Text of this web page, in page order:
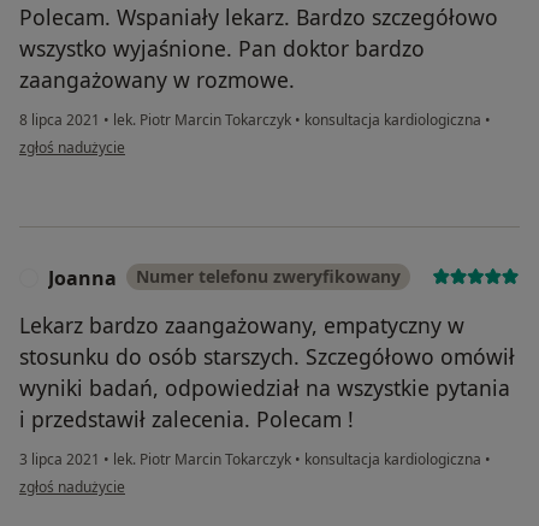
Polecam. Wspaniały lekarz. Bardzo szczegółowo
wszystko wyjaśnione. Pan doktor bardzo
zaangażowany w rozmowe.
8 lipca 2021 • lek. Piotr Marcin Tokarczyk • konsultacja kardiologiczna •
w opinii użytkownika Zofia
zgłoś nadużycie
Joanna Numer telefonu zweryfikowany
Lekarz bardzo zaangażowany, empatyczny w
stosunku do osób starszych. Szczegółowo omówił
wyniki badań, odpowiedział na wszystkie pytania
i przedstawił zalecenia. Polecam !
3 lipca 2021 • lek. Piotr Marcin Tokarczyk • konsultacja kardiologiczna •
w opinii użytkownika Joanna
zgłoś nadużycie